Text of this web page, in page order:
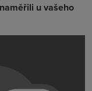
u vašeho